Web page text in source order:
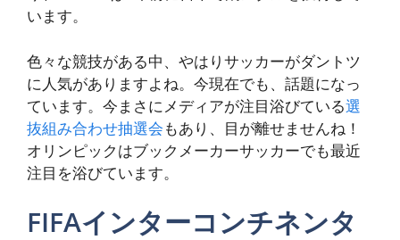
います。
色々な競技がある中、やはりサッカーがダントツ
に人気がありますよね。今現在でも、話題になっ
ています。今まさにメディアが注目浴びている選
抜組み合わせ抽選会もあり、目が離せませんね！
オリンピックはブックメーカーサッカーでも最近
注目を浴びています。
FIFAインターコンチネンタ